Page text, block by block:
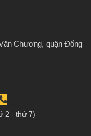
Chương, quận Đống
2 - thứ 7)